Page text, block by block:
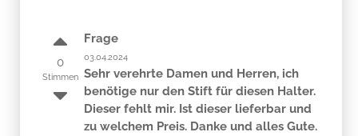
0
Stimmen
Frage
03.04.2024
Sehr verehrte Damen und Herren, ich
benötige nur den Stift für diesen Halter.
Dieser fehlt mir. Ist dieser lieferbar und
zu welchem Preis. Danke und alles Gute.